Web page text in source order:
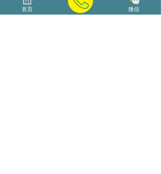
有工资性报酬的，而大学毕业生在毕业之前
首页 微信